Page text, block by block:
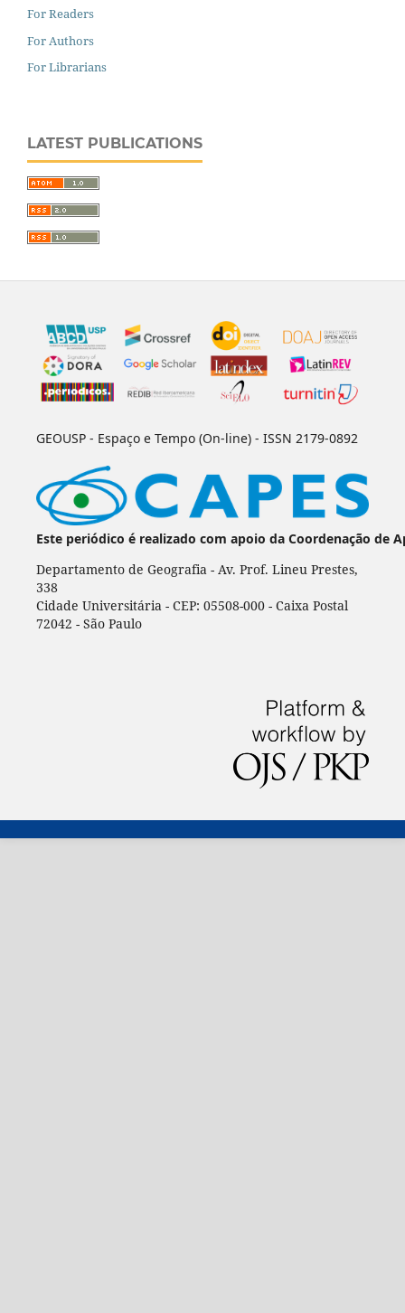
For Readers
For Authors
For Librarians
LATEST PUBLICATIONS
GEOUSP - Espaço e Tempo (On-line) - ISSN 2179-0892
Este periódico é realizado com apoio da Coordenação de
Departamento de Geografia - Av. Prof. Lineu Prestes,
338
Cidade Universitária - CEP: 05508-000 - Caixa Postal
72042 - São Paulo